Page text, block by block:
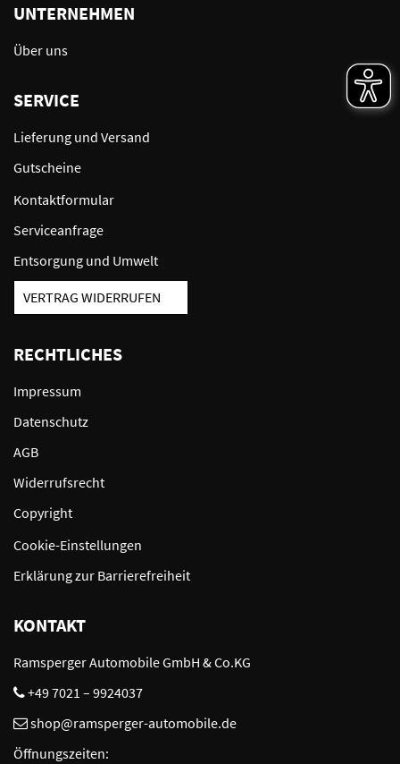
UNTERNEHMEN
Über uns
SERVICE
Lieferung und Versand
Gutscheine
Kontaktformular
Serviceanfrage
Entsorgung und Umwelt
VERTRAG WIDERRUFEN
RECHTLICHES
Impressum
Datenschutz
AGB
Widerrufsrecht
Copyright
Cookie-Einstellungen
Erklärung zur Barrierefreiheit
KONTAKT
Ramsperger Automobile GmbH & Co.KG
+49 7021 – 9924037
shop@ramsperger-automobile.de
Öffnungszeiten: